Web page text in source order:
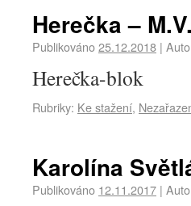
Herečka –
Publikováno25.12.2018 |
Herečka-blok
Rubriky: Ke stažení,
Karolína
Publikováno 12.11.2017 |